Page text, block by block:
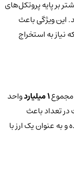
بر پایه پروتکل‌های
این ویژگی باعث
به استخراج
1 میلیارد
واحد
تعداد باعث
به عنوان یک ارز با